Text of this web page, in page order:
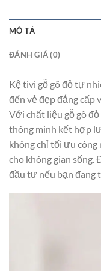
MÔ TẢ
ĐÁNH GIÁ (0)
Kệ tivi gỗ gõ đỏ tự
đến vẻ đẹp đẳng cấp
Với chất liệu gỗ gõ
thông minh kết hợp
không chỉ tối ưu công
cho không gian sống.
đầu tư nếu bạn đang